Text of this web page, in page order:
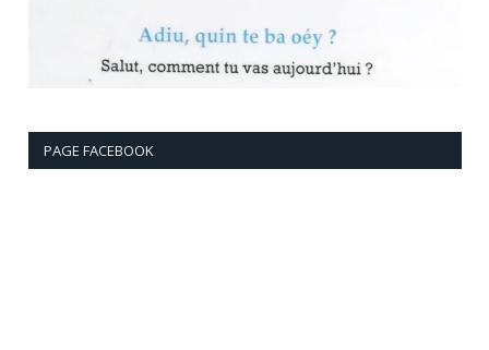
PAGE FACEBOOK